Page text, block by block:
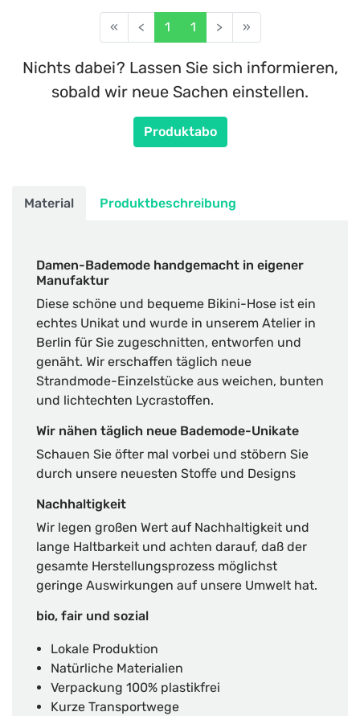
« < 1 1 > »
Nichts dabei? Lassen Sie sich informieren,
sobald wir neue Sachen einstellen.
Produktabo
Material Produktbeschreibung
Damen-Bademode handgemacht in eigener
Manufaktur
Diese schöne und bequeme Bikini-Hose ist ein
echtes Unikat und wurde in unserem Atelier in
Berlin für Sie zugeschnitten, entworfen und
genäht. Wir erschaffen täglich neue
Strandmode-Einzelstücke aus weichen, bunten
und lichtechten Lycrastoffen.
Wir nähen täglich neue Bademode-Unikate
Schauen Sie öfter mal vorbei und stöbern Sie
durch unsere neuesten Stoffe und Designs
Nachhaltigkeit
Wir legen großen Wert auf Nachhaltigkeit und
lange Haltbarkeit und achten darauf, daß der
gesamte Herstellungsprozess möglichst
geringe Auswirkungen auf unsere Umwelt hat.
bio, fair und sozial
Lokale Produktion
Natürliche Materialien
Verpackung 100% plastikfrei
Kurze Transportwege